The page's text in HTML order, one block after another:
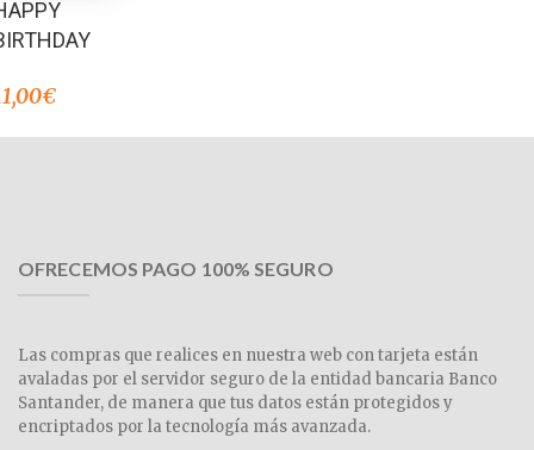
€
OFRECEMOS PAGO 100% SEGURO
Las compras que realices en nuestra web con tarjeta están
avaladas por el servidor seguro de la entidad bancaria Banco
Santander, de manera que tus datos están protegidos y
encriptados por la tecnología más avanzada.